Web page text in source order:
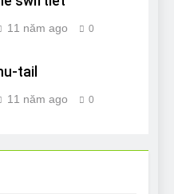
11 năm ago 0
tail
11 năm ago 0